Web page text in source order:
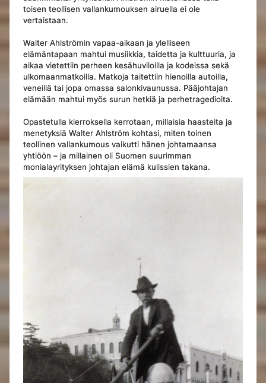
toisen teollisen vallankumouksen airuella ei ole
vertaistaan.
Walter Ahlströmin vapaa-aikaan ja ylelliseen
elämäntapaan mahtui musiikkia, taidetta ja kulttuuria, ja
aikaa vietettiin perheen kesähuviloilla ja kodeissa sekä
ulkomaanmatkoilla. Matkoja taitettiin hienoilla autoilla,
veneillä tai jopa omassa salonkivaunussa. Pääjohtajan
elämään mahtui myös surun hetkiä ja perhetragedioita.
Opastetulla kierroksella kerrotaan, millaisia haasteita ja
menetyksiä Walter Ahlström kohtasi, miten toinen
teollinen vallankumous vaikutti hänen johtamaansa
yhtiöön – ja millainen oli Suomen suurimman
monialayrityksen johtajan elämä kulissien takana.